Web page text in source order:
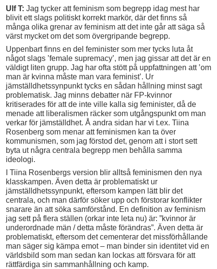
Ulf T: Jag tycker att feminism som begrepp idag mest har
blivit ett slags politiskt korrekt markör, där det finns så
många olika grenar av feminism att det inte går att säga så
värst mycket om det som övergripande begrepp.
Uppenbart finns en del feminister som mer tycks luta åt
något slags ’female supremacy’, men jag gissar att det är en
väldigt liten grupp. Jag har ofta stött på uppfattningen att ’om
man är kvinna måste man vara feminist’. Ur
jämställdhetssynpunkt tycks en sådan hållning minst sagt
problematisk. Jag minns debatter när FP-kvinnor
kritiserades för att de inte ville kalla sig feminister, då de
menade att liberalismen räcker som utgångspunkt om man
verkar för jämställdhet. Å andra sidan har vi t.ex. Tiina
Rosenberg som menar att feminismen kan ta över
kommunismen, som jag förstod det, genom att i stort sett
byta ut några centrala begrepp men behålla samma
ideologi.
I Tiina Rosenbergs version blir alltså feminismen den nya
klasskampen. Även detta är problematiskt ur
jämställdhetssynpunkt, eftersom kampen lätt blir det
centrala, och man därför söker upp och förstorar konflikter
snarare än att söka samförstånd. En definition av feminism
jag sett på flera ställen (orkar inte leta nu) är: ”kvinnor är
underordnade män / detta måste förändras”. Även detta är
problematiskt, eftersom det cementerar det missförhållande
man säger sig kämpa emot – man binder sin identitet vid en
världsbild som man sedan kan lockas att försvara för att
rättfärdiga sin sammanhållning och kamp.